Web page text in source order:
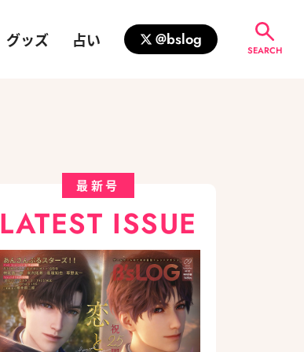
グッズ 占い @bslog
SEARCH
最新号
LATEST ISSUE